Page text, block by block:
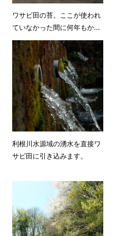
ワサビ田の苔。ここが使われ
ていなかった間に何年もか...
利根川水源域の湧水を直接ワ
サビ田に引き込みます。